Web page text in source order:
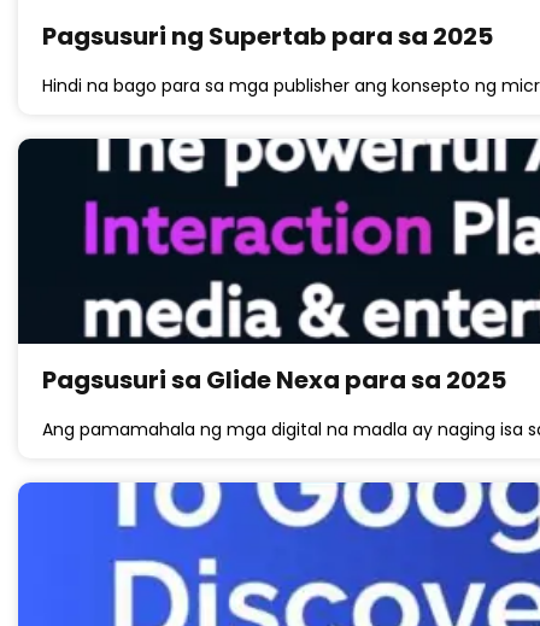
Pagsusuri ng Supertab para sa 2025
Hindi na bago para sa mga publisher ang konsepto ng
Pagsusuri sa Glide Nexa para sa 2025
Ang pamamahala ng mga digital na madla ay naging isa